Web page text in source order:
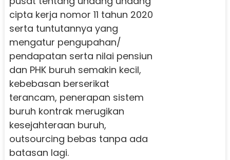
cipta kerja nomor 11 tahun 2020
serta tuntutannya yang
mengatur pengupahan/
pendapatan serta nilai pensiun
dan PHK buruh semakin kecil,
kebebasan berserikat
terancam, penerapan sistem
buruh kontrak merugikan
kesejahteraan buruh,
outsourcing bebas tanpa ada
batasan lagi.